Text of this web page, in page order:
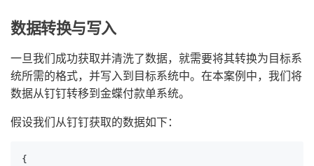
数据转换与写入
一旦我们成功获取并清洗了数据，就需要将其转换为目标系
统所需的格式，并写入到目标系统中。在本案例中，我们将
数据从钉钉转移到金蝶付款单系统。
假设我们从钉钉获取的数据如下：
{